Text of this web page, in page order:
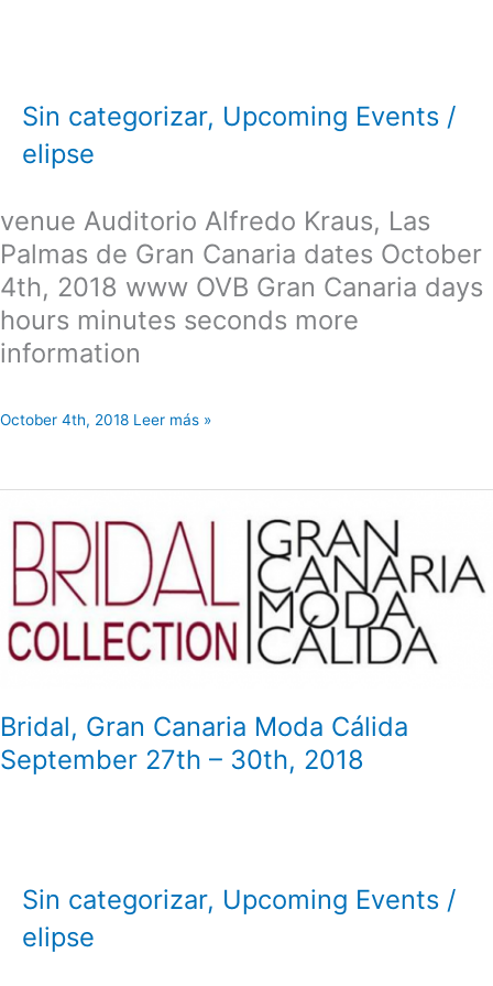
Sin categorizar, Upcoming Events /
elipse
venue Auditorio Alfredo Kraus, Las
Palmas de Gran Canaria dates October
4th, 2018 www OVB Gran Canaria days
hours minutes seconds more
information
October 4th, 2018 Leer más »
Bridal, Gran Canaria Moda Cálida
September 27th – 30th, 2018
Sin categorizar, Upcoming Events /
elipse
Gran
Canaria
Moda
Cálida